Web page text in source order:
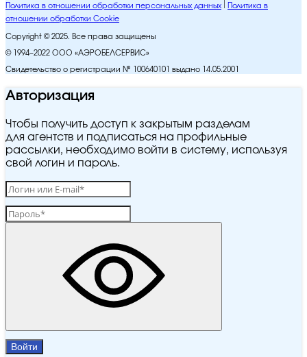
Политика в отношении обработки персональных данных
Политика в
отношении обработки Cookie
Copyright © 2025. Все права защищены
© 1994–2022 ООО «АЭРОБЕЛСЕРВИС»
Свидетельство о регистрации № 100640101 выдано 14.05.2001
Авторизация
Чтобы получить доступ к закрытым разделам
для агентств и подписаться на профильные
рассылки, необходимо войти в систему, используя
свой логин и пароль.
Войти